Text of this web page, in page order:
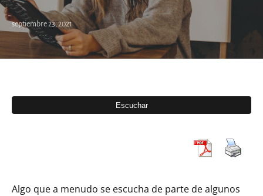
septiembre 23, 2021
Algo que a menudo se escucha de parte de algunos